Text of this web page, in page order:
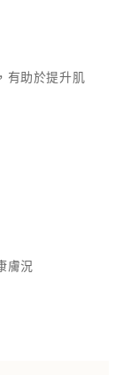
有助於提升肌
膚況